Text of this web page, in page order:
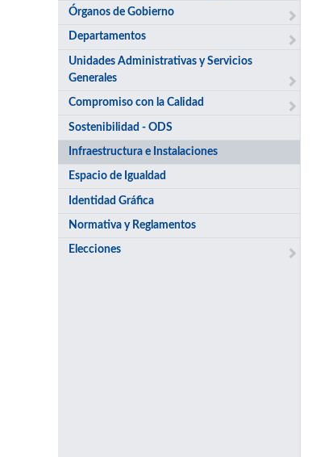
Órganos de Gobierno
Departamentos
Unidades Administrativas y Servicios
Generales
Compromiso con la Calidad
Sostenibilidad - ODS
Infraestructura e Instalaciones
Espacio de Igualdad
Identidad Gráfica
Normativa y Reglamentos
Elecciones